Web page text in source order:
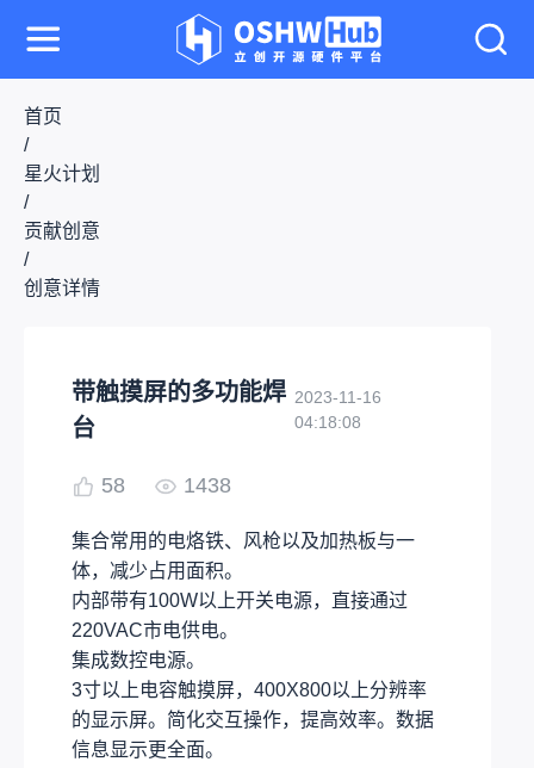
首页
/
星火计划
/
贡献创意
/
创意详情
带触摸屏的多功能焊
台
2023-11-16
04:18:08
58 1438
集合常用的电烙铁、风枪以及加热板与一
体，减少占用面积。
内部带有100W以上开关电源，直接通过
220VAC市电供电。
集成数控电源。
3寸以上电容触摸屏，400X800以上分辨率
的显示屏。简化交互操作，提高效率。数据
信息显示更全面。